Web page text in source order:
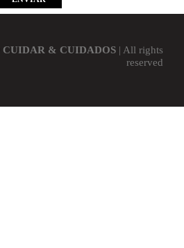
CUIDAR & CUIDADOS | All rights
reserved